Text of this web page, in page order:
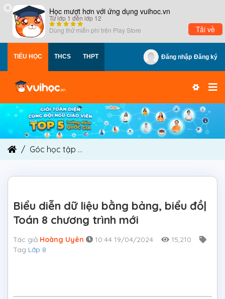
× Học mượt hơn với ứng dụng vuihoc.vn
Từ lớp 1 đến lớp 12
Dùng thử miễn phí trên Play Store Tải về
TIỂU HỌC THCS THPT Đăng nhập Đăng ký
Góc học tập
Biểu diễn dữ liệu bằng bảng, biểu đồ|
Toán 8 chương trình mới
Tác giả Hoàng Uyên 10:44 19/04/2024
15,210
Tag Lớp 8